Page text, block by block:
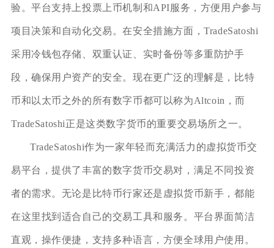
验。平台支持上投票上币机制和API服务，方便用户参与
项目决策和自动化交易。在安全措施方面，TradeSatoshi
采用冷钱包存储、双重认证、实时备份等多重防护手
段，确保用户资产的安全。现在更广泛的理解是，比特
币和以太币之外的所有数字币都可以称为Altcoin，而
TradeSatoshi正是这类数字货币的重要交易场所之一。
TradeSatoshi作为一家年轻而充满活力的虚拟货币交
易平台，提供了丰富的数字货币交易对，满足不同投资
者的需求。无论是比特币行家还是虚拟货币新手，都能
在这里找到适合自己的交易工具和服务。平台界面简洁
直观，操作便捷，支持多种语言，方便全球用户使用。